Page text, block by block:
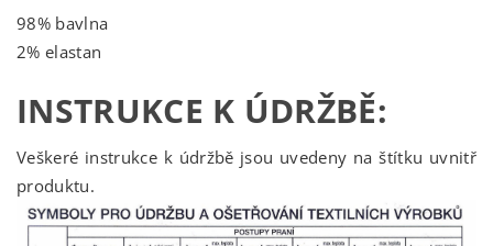
98% bavlna
2% elastan
INSTRUKCE K ÚDRŽBĚ:
Veškeré instrukce k údržbě jsou uvedeny na štítku uvnitř
produktu.